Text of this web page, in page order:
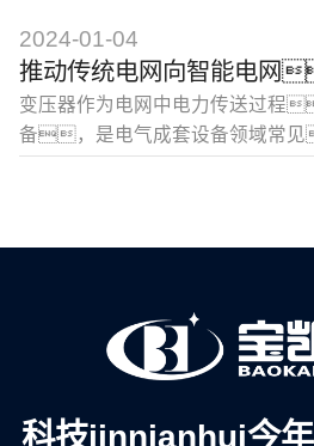
单位。公司自1964年创立以
和电力行业，凭借其深厚
先的技术实力、严格
的市场应用，已经成为电气和
业。作为华北第一家生
2024-01-04
推动传统电网向智能电网
变压器作为电网中电力传送过程
备，是电气成套设备领域常
业发展的带动下，我国
科技jinnianhui今